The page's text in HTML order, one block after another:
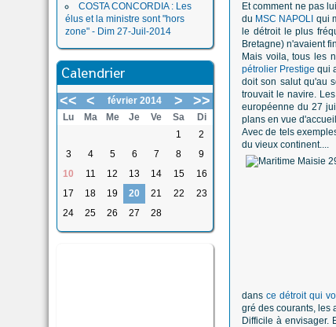
COSTA CONCORDIA : Les
élus et la ministre sont "hors
zone" - Dim 27-Juil-2014
Calendrier
<< < février 2014 > >>
Lu Ma Me Je Ve Sa
Di
1
2
3
4 5 6 7 8
9
10
11 12 13 14 15
16
17
18 19 20 21 22
23
24
25 26 27 28
Et comment ne pas
du MSC NAPOLI qui
le détroit le plus
Bretagne) n'avaient
Mais voila, tous les
pétrolier Prestige qui
doit son salut qu'au
trouvait le navire.
européenne du 27
plans en vue
Avec de tels
du vieux continent....
dans ce détroit qui
gré des courants, les
Difficile à envisager.